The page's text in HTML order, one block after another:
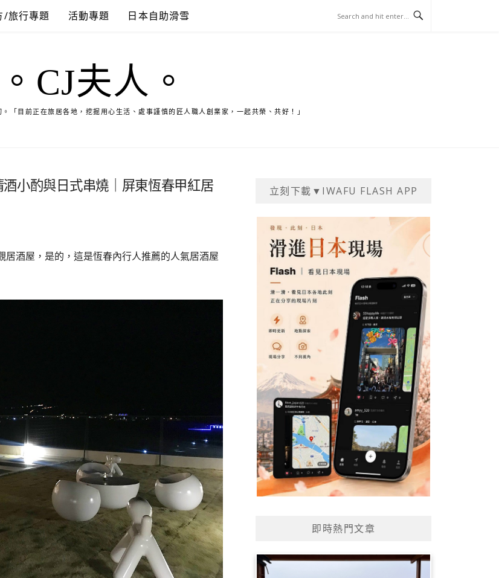
/旅行專題 活動專題 日本自助滑雪
。CJ夫人。
「目前正在旅居各地，挖掘用心生活、處事謹慎的匠人職人創業家，一起共榮、共好！」
小酌與日式串燒｜屏東恆春甲紅居
酒屋，是的，這是恆春內行人推薦的人氣居酒屋
立刻下載▼IWAFU FLASH APP
即時熱門文章